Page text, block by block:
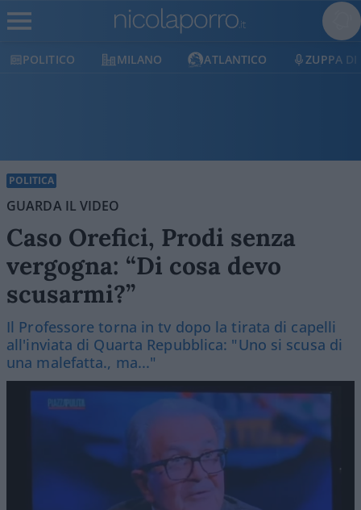
POLITICO MILANO ATLANTICO ZUPPA DI
POLITICA
GUARDA IL VIDEO
Caso Orefici, Prodi senza
vergogna: “Di cosa devo
scusarmi?”
Il Professore torna in tv dopo la tirata di capelli
all'inviata di Quarta Repubblica: "Uno si scusa di
una malefatta., ma..."